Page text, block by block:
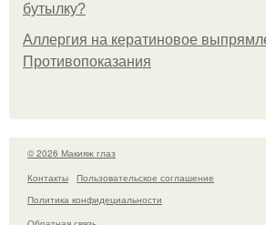
бутылку?
Аллергия на кератиновое
Противопоказания
© 2026 Макияж глаз
Контакты
Пользовательское соглашение
Политика конфидециальности